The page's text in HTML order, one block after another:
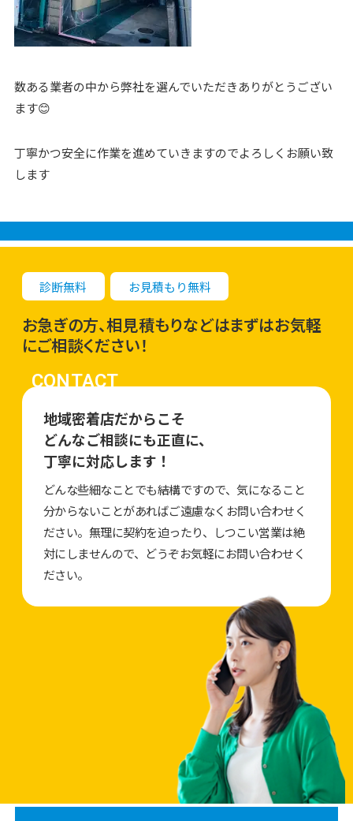
数ある業者の中から弊社を選んでいただきありがとうござい
ます😊
丁寧かつ安全に作業を進めていきますのでよろしくお願い致
します
診断無料 お見積もり無料
お急ぎの方、相見積もりなどはまずはお気軽
にご相談ください！
CONTACT
地域密着店だからこそ
どんなご相談にも正直に、
丁寧に対応します！
どんな些細なことでも結構ですので、気になること
分からないことがあればご遠慮なくお問い合わせく
ださい。無理に契約を迫ったり、しつこい営業は絶
対にしませんので、どうぞお気軽にお問い合わせく
ださい。